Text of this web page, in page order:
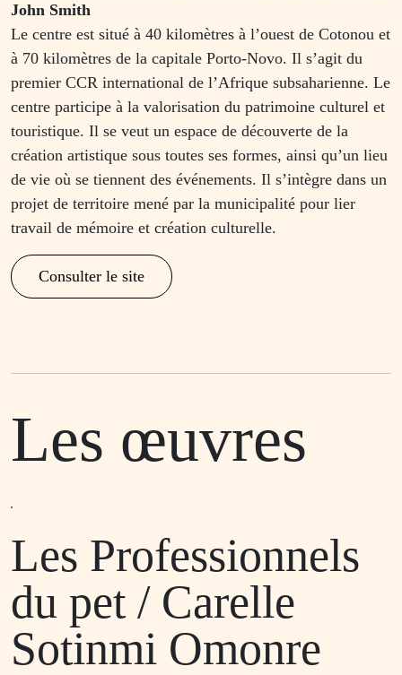
John Smith
Le centre est situé à 40 kilomètres à l’ouest de Cotonou et
à 70 kilomètres de la capitale Porto-Novo. Il s’agit du
premier CCR international de l’Afrique subsaharienne. Le
centre participe à la valorisation du patrimoine culturel et
touristique. Il se veut un espace de découverte de la
création artistique sous toutes ses formes, ainsi qu’un lieu
de vie où se tiennent des événements. Il s’intègre dans un
projet de territoire mené par la municipalité pour lier
travail de mémoire et création culturelle.
Consulter le site
Les œuvres
Les Professionnels
du pet / Carelle
Sotinmi Omonre